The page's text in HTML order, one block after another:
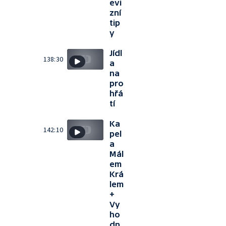
evi
zní
tip
y
138:30
Jídl
a
na
pro
hřá
tí
142:10
Ka
pel
a
Mál
em
Krá
lem
+
Vy
ho